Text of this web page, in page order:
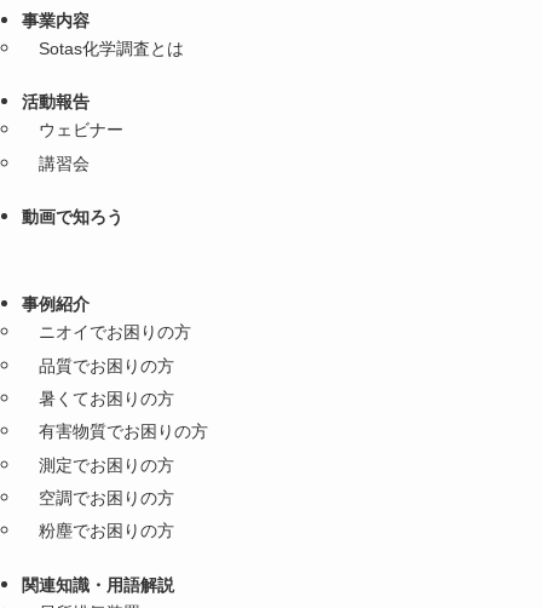
事業内容
Sotas化学調査とは
活動報告
ウェビナー
講習会
動画で知ろう
事例紹介
ニオイでお困りの方
品質でお困りの方
暑くてお困りの方
有害物質でお困りの方
測定でお困りの方
空調でお困りの方
粉塵でお困りの方
関連知識・用語解説